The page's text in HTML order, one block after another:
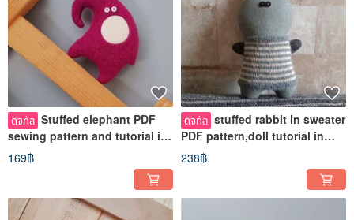
ดิจิทัล Stuffed elephant PDF
sewing pattern and tutorial in
English, Digital download
169฿
ดิจิทัล stuffed rabbit in sweater
PDF pattern,doll tutorial in
English Digital download
238฿